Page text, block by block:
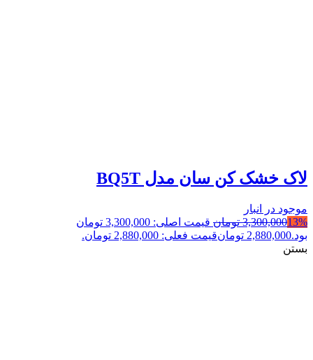
لاک خشک کن سان مدل BQ5T
موجود در انبار
13%
3,300,000 تومان
قیمت اصلی: 3,300,000 تومان
بود.2,880,000 تومانقیمت فعلی: 2,880,000 تومان.
بستن